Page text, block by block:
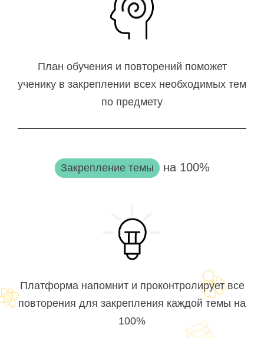
План обучения и повторений поможет
ученику в закреплении всех необходимых тем
по предмету
Закрепление темы на 100%
Платформа напомнит и проконтролирует все
повторения для закрепления каждой темы на
100%